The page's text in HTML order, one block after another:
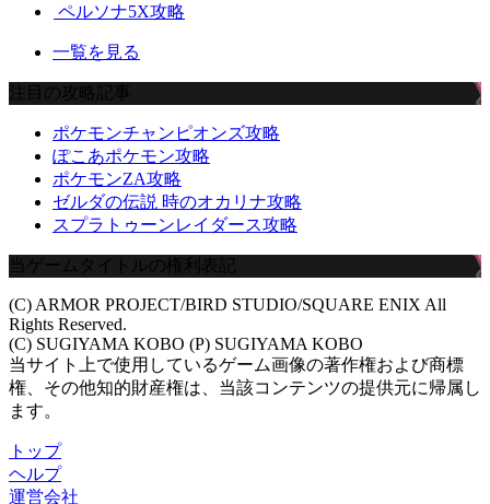
ペルソナ5X攻略
一覧を見る
注目の攻略記事
ポケモンチャンピオンズ攻略
ぽこあポケモン攻略
ポケモンZA攻略
ゼルダの伝説 時のオカリナ攻略
スプラトゥーンレイダース攻略
当ゲームタイトルの権利表記
(C) ARMOR PROJECT/BIRD STUDIO/SQUARE ENIX All
Rights Reserved.
(C) SUGIYAMA KOBO (P) SUGIYAMA KOBO
当サイト上で使用しているゲーム画像の著作権および商標
権、その他知的財産権は、当該コンテンツの提供元に帰属し
ます。
トップ
ヘルプ
運営会社